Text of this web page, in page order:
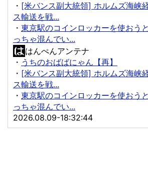
・ [米バンス副大統領] ホルムズ海峡
ス輸送を戦...
・ 東京駅のコインロッカーを使おう
っちゃ混んでい...
はんぺんアンテナ
・ うちのおばばにゃん【再】
・ [米バンス副大統領] ホルムズ海峡
ス輸送を戦...
・ 東京駅のコインロッカーを使おう
っちゃ混んでい...
2026.08.09-18:32:44